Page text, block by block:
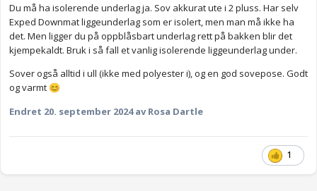
Du må ha isolerende underlag ja. Sov akkurat ute i 2 pluss. Har selv
Exped Downmat liggeunderlag som er isolert, men man må ikke ha
det. Men ligger du på oppblåsbart underlag rett på bakken blir det
kjempekaldt. Bruk i så fall et vanlig isolerende liggeunderlag under.
Sover også alltid i ull (ikke med polyester i), og en god sovepose. Godt
og varmt 😊
Endret 20. september 2024av Rosa Dartle
1